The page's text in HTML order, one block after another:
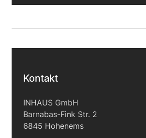
Kontakt
INHAUS GmbH
Barnabas-Fink Str. 2
6845 Hohenems